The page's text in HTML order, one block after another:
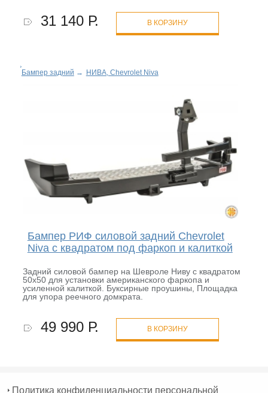
31 140 Р. В КОРЗИНУ
Бампер задний → НИВА, Chevrolet Niva
Бампер РИФ силовой задний Chevrolet
Niva с квадратом под фаркоп и калиткой
Задний силовой бампер на Шевроле Ниву с квадратом
50х50 для установки американского фаркопа и
усиленной калиткой. Буксирные проушины, Площадка
для упора реечного домкрата.
49 990 Р. В КОРЗИНУ
Политика конфиденциальности персональной